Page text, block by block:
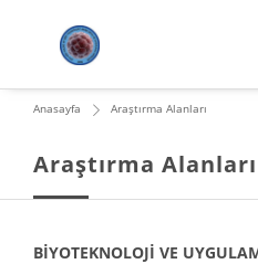
Araştırma Alanları
Anasayfa Araştırma Alanları
BIYOTEKNOLOJI VE